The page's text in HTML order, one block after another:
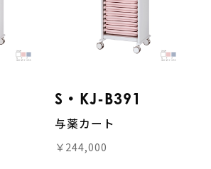
S・KJ-B391
与薬カート
￥244,000